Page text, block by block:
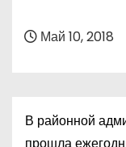
Май 10, 2018
В районной